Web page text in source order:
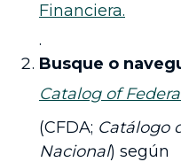
Financiera.
.
Busque o
Catalog of
(CFDA; Catálogo
Nacional) según